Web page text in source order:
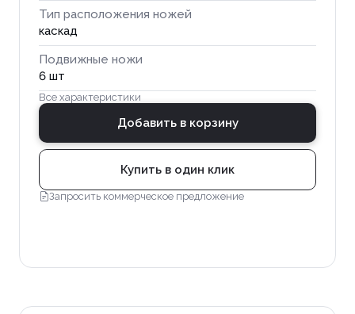
Тип расположения ножей
каскад
Подвижные ножи
6 шт
Все характеристики
Добавить в корзину
Купить в один клик
Запросить коммерческое предложение